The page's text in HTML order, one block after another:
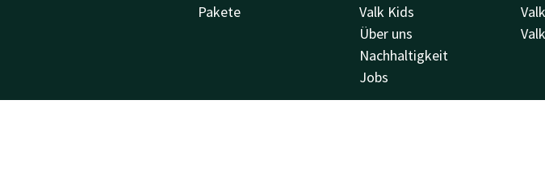
Pakete
Valk Kids
Über uns
Nachhaltigkeit
Jobs